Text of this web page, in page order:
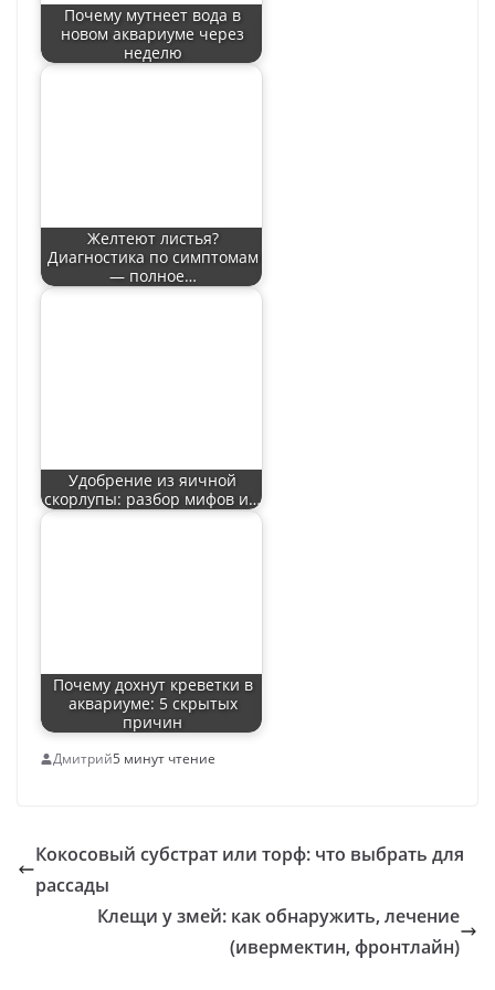
Почему мутнеет вода в
новом аквариуме через
неделю
Желтеют листья?
Диагностика по симптомам
— полное…
Удобрение из яичной
скорлупы: разбор мифов и…
Почему дохнут креветки в
аквариуме: 5 скрытых
причин
Дмитрий5 минут чтение
Кокосовый субстрат или торф: что выбрать для
рассады
Клещи у змей: как обнаружить, лечение
(ивермектин, фронтлайн)